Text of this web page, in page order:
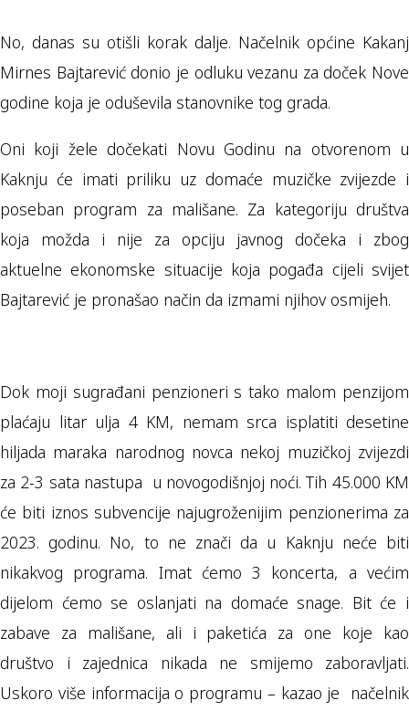
No, danas su otišli korak dalje. Načelnik općine Kakanj
Mirnes Bajtarević donio je odluku vezanu za doček Nove
godine koja je oduševila stanovnike tog grada.
Oni koji žele dočekati Novu Godinu na otvorenom u
Kaknju će imati priliku uz domaće muzičke zvijezde i
poseban program za mališane. Za kategoriju društva
koja možda i nije za opciju javnog dočeka i zbog
aktuelne ekonomske situacije koja pogađa cijeli svijet
Bajtarević je pronašao način da izmami njihov osmijeh.
Dok moji sugrađani penzioneri s tako malom penzijom
plaćaju litar ulja 4 KM, nemam srca isplatiti desetine
hiljada maraka narodnog novca nekoj muzičkoj zvijezdi
za 2-3 sata nastupa u novogodišnjoj noći. Tih 45.000 KM
će biti iznos subvencije najugroženijim penzionerima za
2023. godinu. No, to ne znači da u Kaknju neće biti
nikakvog programa. Imat ćemo 3 koncerta, a većim
dijelom ćemo se oslanjati na domaće snage. Bit će i
zabave za mališane, ali i paketića za one koje kao
društvo i zajednica nikada ne smijemo zaboravljati.
Uskoro više informacija o programu – kazao je načelnik